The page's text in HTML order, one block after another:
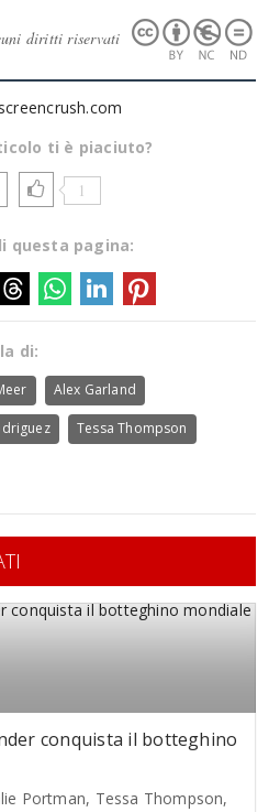
diritti riservati
screencrush.com
ti è piaciuto?
1
questa pagina:
di:
Alex Garland
Tessa Thompson
conquista il botteghino
Portman, Tessa Thompson,